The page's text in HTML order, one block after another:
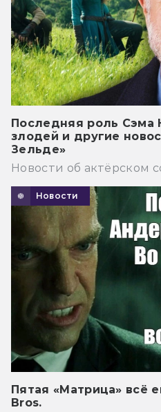
Последняя роль Сэма
злодей и другие
Зельде»
Новости об актёрском
Новости
Пятая «Матрица» всё
Bros.